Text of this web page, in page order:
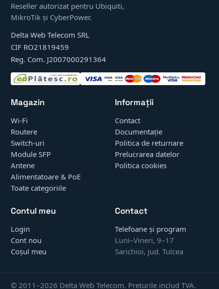
Reseller autorizat pentru Ubiquiti,
MikroTik și CyberPower.
Delta Web Telecom SRL
CIF RO21819459
Reg. Com. J2007000291364
Magazin
Wi-Fi
Routere
Switch-uri
Module SFP
Antene
Alimentatoare & PoE
Toate categoriile
Informații
Contact
Documentație
Politica de returnare
Prelucrarea datelor
Politica cookies
Contul meu
Login
Cont nou
Coșul meu
Contact
Telefoane și program
Luni–Vineri, 9–17
Sarichioi, jud. Tulcea
© 2011–2026 Delta Web Telecom. Prețurile includ TVA.